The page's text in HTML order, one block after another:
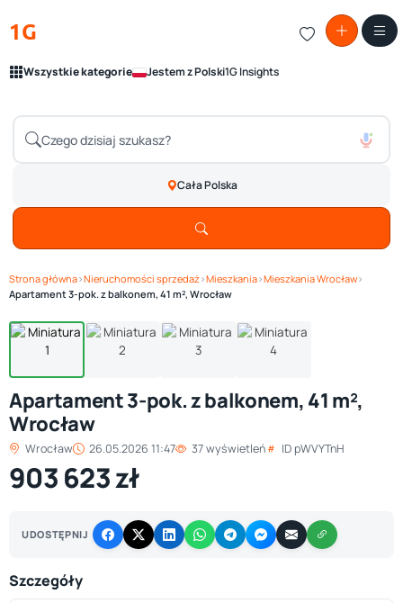
1G
Wszystkie kategorie Jestem z Polski1G Insights
Cała Polska
Strona główna›Nieruchomości sprzedaż›Mieszkania›Mieszkania Wrocław›
Apartament 3-pok. z balkonem, 41 m², Wrocław
1/ 4 Zobacz galerię
Apartament 3-pok. z balkonem, 41 m²,
Wrocław
Wrocław 26.05.2026 11:47 37 wyświetleń ID pWVYTnH
903 623 zł
UDOSTĘPNIJ
Szczegóły